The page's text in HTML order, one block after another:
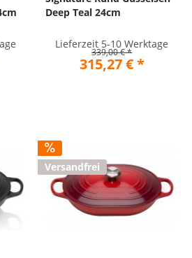
Deep Teal 24cm
Lieferzeit 5-10 Werktage
339,00 € *
315,27 € *
Versandfrei